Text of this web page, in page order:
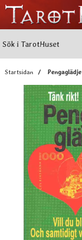
Startsidan Pengaglädje